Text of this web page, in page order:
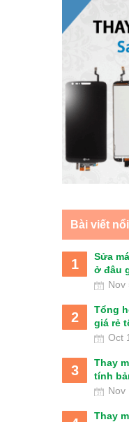
Bài viết
1
Sửa
ở đâu
Nov
2
Tổng
giá rẻ
Oct
3
Thay
tính
Nov
Thay